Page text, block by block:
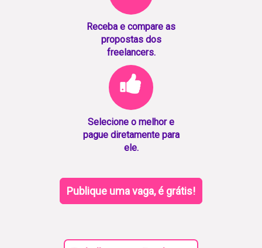
Receba e compare as
propostas dos
freelancers.
Selecione o melhor e
pague diretamente para
ele.
Publique uma vaga, é grátis!